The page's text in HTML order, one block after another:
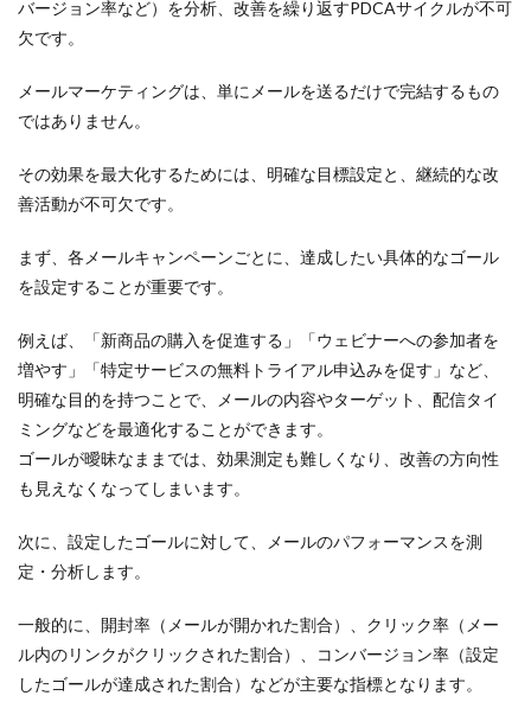
バージョン率など）を分析、改善を繰り返すPDCAサイクルが不可
欠です。
メールマーケティングは、単にメールを送るだけで完結するもの
ではありません。
その効果を最大化するためには、明確な目標設定と、継続的な改
善活動が不可欠です。
まず、各メールキャンペーンごとに、達成したい具体的なゴール
を設定することが重要です。
例えば、「新商品の購入を促進する」「ウェビナーへの参加者を
増やす」「特定サービスの無料トライアル申込みを促す」など、
明確な目的を持つことで、メールの内容やターゲット、配信タイ
ミングなどを最適化することができます。
ゴールが曖昧なままでは、効果測定も難しくなり、改善の方向性
も見えなくなってしまいます。
次に、設定したゴールに対して、メールのパフォーマンスを測
定・分析します。
一般的に、開封率（メールが開かれた割合）、クリック率（メー
ル内のリンクがクリックされた割合）、コンバージョン率（設定
したゴールが達成された割合）などが主要な指標となります。